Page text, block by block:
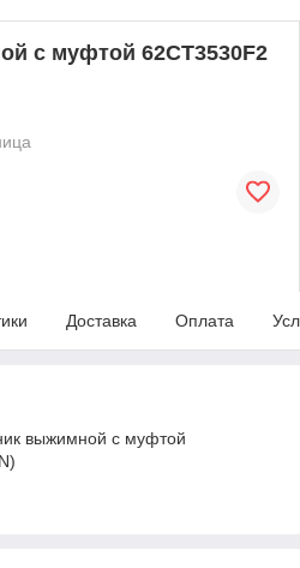
с муфтой 62CT3530F2
Доставка Оплата
выжимной с муфтой